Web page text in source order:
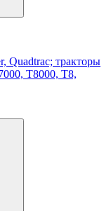
Quadtrac; тракторы
T8000, T8,